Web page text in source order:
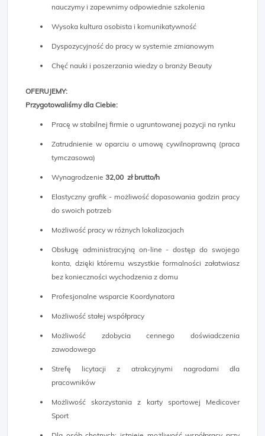
nauczymy i zapewnimy odpowiednie szkolenia
Wysoka kultura osobista i komunikatywność
Dyspozycyjność do pracy w systemie zmianowym
Chęć nauki i poszerzania wiedzy o branży Beauty
OFERUJEMY:
Przygotowaliśmy dla Ciebie:
Pracę w stabilnej firmie o ugruntowanej pozycji na rynku
Zatrudnienie w oparciu o umowę cywilnoprawną (praca
tymczasowa)
Wynagrodzenie 32,00 zł brutto/h
Elastyczny grafik - możliwość dopasowania godzin pracy
do swoich potrzeb
Możliwość pracy w różnych lokalizacjach
Obsługę administracyjną on-line - dostęp do swojego
konta, dzięki któremu wszystkie formalności załatwiasz
bez konieczności wychodzenia z domu
Profesjonalne wsparcie Koordynatora
Możliwość stałej współpracy
Możliwość zdobycia cennego doświadczenia
zawodowego
Strefę licytacji z atrakcyjnymi nagrodami dla
pracowników
Możliwość skorzystania z karty sportowej Medicover
Sport